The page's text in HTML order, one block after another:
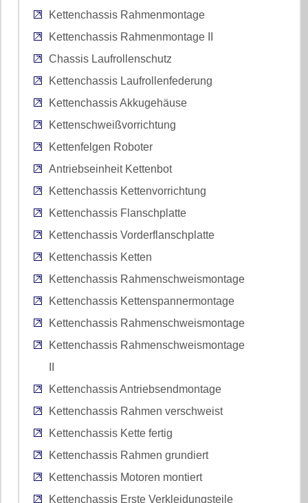
Kettenchassis Rahmenmontage
Kettenchassis Rahmenmontage II
Chassis Laufrollenschutz
Kettenchassis Laufrollenfederung
Kettenchassis Akkugehäuse
Kettenschweißvorrichtung
Kettenfelgen Roboter
Antriebseinheit Kettenbot
Kettenchassis Kettenvorrichtung
Kettenchassis Flanschplatte
Kettenchassis Vorderflanschplatte
Kettenchassis Ketten
Kettenchassis Rahmenschweismontage
Kettenchassis Kettenspannermontage
Kettenchassis Rahmenschweismontage
Kettenchassis Rahmenschweismontage
Kettenchassis Antriebsendmontage
Kettenchassis Rahmen verschweist
Kettenchassis Kette fertig
Kettenchassis Rahmen grundiert
Kettenchassis Motoren montiert
Kettenchassis Erste Verkleidungsteile